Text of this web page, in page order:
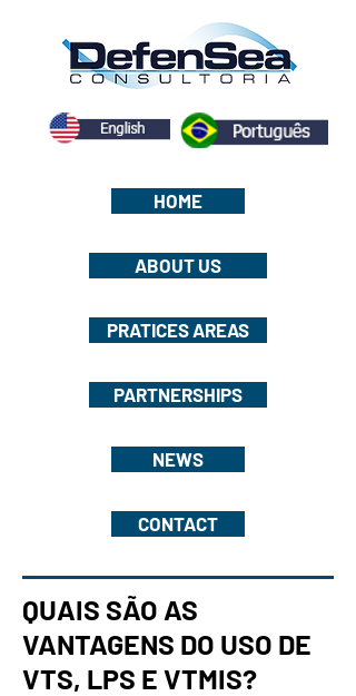
QUAIS SÃO AS
VANTAGENS DO USO DE
VTS, LPS E VTMIS?
HOME
ABOUT US
PRATICES AREAS
PARTNERSHIPS
NEWS
CONTACT